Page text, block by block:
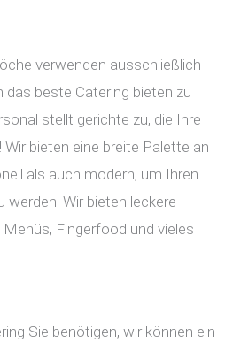
verwenden ausschließlich
beste Catering bieten zu
stellt gerichte zu, die Ihre
bieten eine breite Palette an
als auch modern, um Ihren
Wir bieten leckere
Menüs, Fingerfood und vieles
Sie benötigen, wir können ein